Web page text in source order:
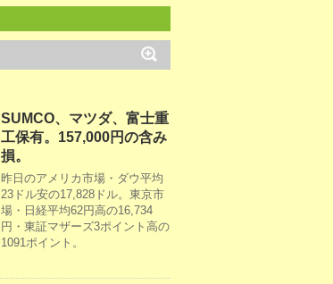
SUMCO、マツダ、富士重
工保有。157,000円の含み
損。
昨日のアメリカ市場・ダウ平均
23ドル安の17,828ドル。東京市
場・日経平均62円高の16,734
円・東証マザーズ3ポイント高の
1091ポイント。